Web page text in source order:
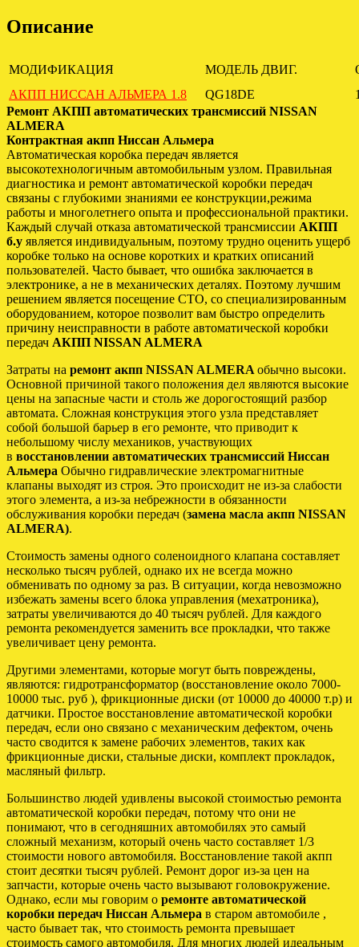
Описание
МОДИФИКАЦИЯ МОДЕЛЬ ДВИГ.
АКПП НИССАН АЛЬМЕРА 1.8
QG18DE
Ремонт АКПП автоматических трансмиссий NISSAN
ALMERA
Контрактная акпп Ниссан Альмера
Автоматическая коробка передач является
высокотехнологичным автомобильным узлом. Правильная
диагностика и ремонт автоматической коробки передач
связаны с глубокими знаниями ее конструкции,режима
работы и многолетнего опыта и профессиональной практики.
Каждый случай отказа автоматической трансмиссии АКПП
б.у является индивидуальным, поэтому трудно оценить ущерб
коробке только на основе коротких и кратких описаний
пользователей. Часто бывает, что ошибка заключается в
электронике, а не в механических деталях. Поэтому лучшим
решением является посещение СТО, со специализированным
оборудованием, которое позволит вам быстро определить
причину неисправности в работе автоматической коробки
передач АКПП NISSAN ALMERA
Затраты на ремонт акпп NISSAN ALMERAобычно высоки.
Основной причиной такого положения дел являются высокие
цены на запасные части и столь же дорогостоящий разбор
автомата. Сложная конструкция этого узла представляет
собой большой барьер в его ремонте, что приводит к
небольшому числу механиков, участвующих
в восстановлении автоматических трансмиссий Ниссан
Альмера Обычно гидравлические электромагнитные
клапаны выходят из строя. Это происходит не из-за слабости
этого элемента, а из-за небрежности в обязанности
обслуживания коробки передач (замена масла акпп NISSAN
ALMERA).
Стоимость замены одного соленоидного клапана составляет
несколько тысяч рублей, однако их не всегда можно
обменивать по одному за раз. В ситуации, когда невозможно
избежать замены всего блока управления (мехатроника),
затраты увеличиваются до 40 тысяч рублей. Для каждого
ремонта рекомендуется заменить все прокладки, что также
увеличивает цену ремонта.
Другими элементами, которые могут быть повреждены,
являются: гидротрансформатор (восстановление около 7000-
10000 тыс. руб ), фрикционные диски (от 10000 до 40000 т.р) и
датчики. Простое восстановление автоматической коробки
передач, если оно связано с механическим дефектом, очень
часто сводится к замене рабочих элементов, таких как
фрикционные диски, стальные диски, комплект прокладок,
масляный фильтр.
Большинство людей удивлены высокой стоимостью ремонта
автоматической коробки передач, потому что они не
понимают, что в сегодняшних автомобилях это самый
сложный механизм, который очень часто составляет 1/3
стоимости нового автомобиля. Восстановление такой акпп
стоит десятки тысяч рублей. Ремонт дорог из-за цен на
запчасти, которые очень часто вызывают головокружение.
Однако, если мы говорим о ремонте автоматической
коробки передач Ниссан Альмера в старом автомобиле ,
часто бывает так, что стоимость ремонта превышает
стоимость самого автомобиля. Для многих людей идеальным